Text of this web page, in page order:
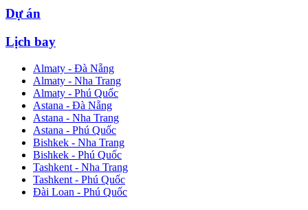
Dự án
Lịch bay
Almaty - Đà Nẵng
Almaty - Nha Trang
Almaty - Phú Quốc
Astana - Đà Nẵng
Astana - Nha Trang
Astana - Phú Quốc
Bishkek - Nha Trang
Bishkek - Phú Quốc
Tashkent - Nha Trang
Tashkent - Phú Quốc
Đài Loan - Phú Quốc